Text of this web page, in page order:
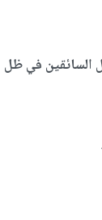
السائقين في ظل